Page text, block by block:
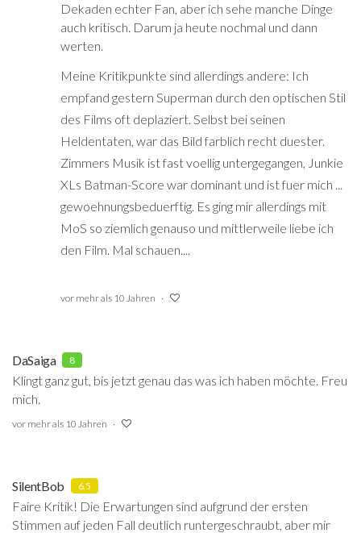
Dekaden echter Fan, aber ich sehe manche Dinge
auch kritisch. Darum ja heute nochmal und dann
werten.
Meine Kritikpunkte sind allerdings andere: Ich
empfand gestern Superman durch den optischen Stil
des Films oft deplaziert. Selbst bei seinen
Heldentaten, war das Bild farblich recht duester.
Zimmers Musik ist fast voellig untergegangen, Junkie
XLs Batman-Score war dominant und ist fuer mich ...
gewoehnungsbeduerftig. Es ging mir allerdings mit
MoS so ziemlich genauso und mittlerweile liebe ich
den Film. Mal schauen....
vor mehr als 10 Jahren
DaSaiga 8
Klingt ganz gut, bis jetzt genau das was ich haben möchte. Freu
mich.
vor mehr als 10 Jahren
SilentBob 6.5
Faire Kritik! Die Erwartungen sind aufgrund der ersten
Stimmen auf jeden Fall deutlich runtergeschraubt, aber mir